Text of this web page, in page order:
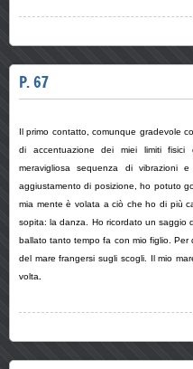
P. 67
Il primo contatto, comunque gradevole
di accentuazione dei miei limiti fisici
meravigliosa sequenza di
aggiustamento di posizione, ho potuto
mia mente è volata a ciò che ho di più
sopita: la danza. Ho ricordato un saggio
ballato tanto tempo fa con mio figlio.
del mare frangersi sugli scogli. Il mio
volta